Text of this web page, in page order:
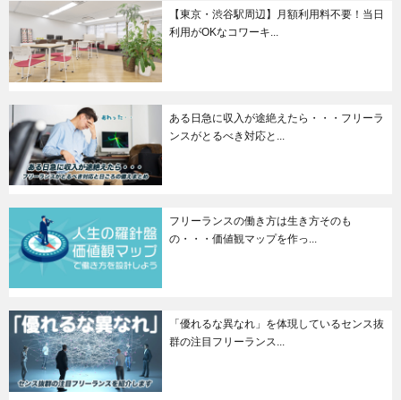
【東京・渋谷駅周辺】月額利用料不要！当日
利用がOKなコワーキ...
ある日急に収入が途絶えたら・・・フリーラ
ンスがとるべき対応と...
フリーランスの働き方は生き方そのも
の・・・価値観マップを作っ...
「優れるな異なれ」を体現しているセンス抜
群の注目フリーランス...